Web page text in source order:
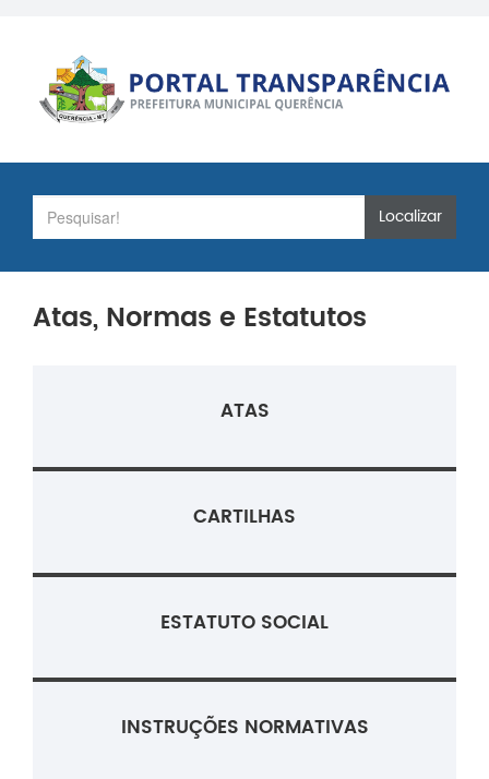
Localizar
Atas, Normas e Estatutos
ATAS
CARTILHAS
ESTATUTO SOCIAL
INSTRUÇÕES NORMATIVAS